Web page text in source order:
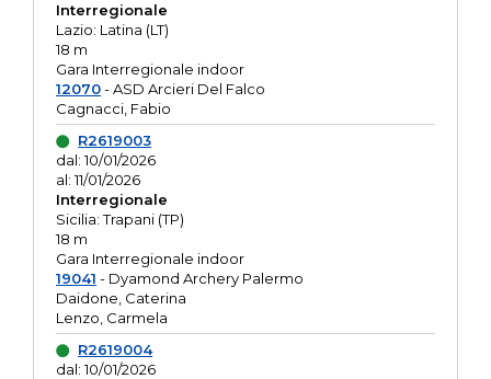
Interregionale
Lazio: Latina (LT)
18 m
Gara Interregionale indoor
12070- ASD Arcieri Del Falco
Cagnacci, Fabio
R2619003
dal: 10/01/2026
al: 11/01/2026
Interregionale
Sicilia: Trapani (TP)
18 m
Gara Interregionale indoor
19041 - Dyamond Archery Palermo
Daidone, Caterina
Lenzo, Carmela
R2619004
dal: 10/01/2026